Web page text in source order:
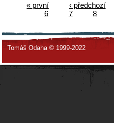
« první ‹ předchozí
6
7 8
Tomáš Odaha © 1999-2022